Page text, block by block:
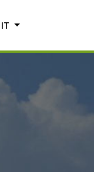
IT